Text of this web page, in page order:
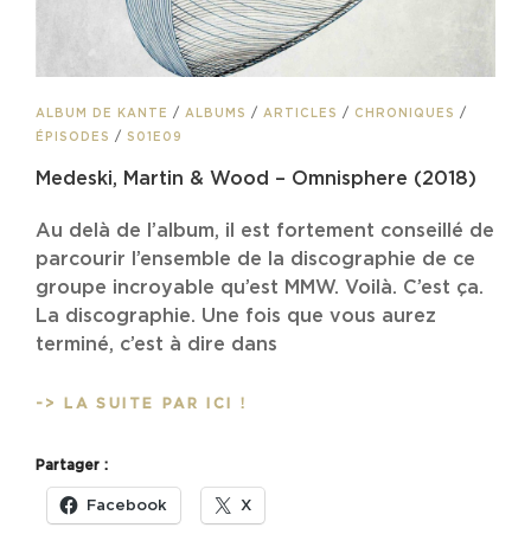
CAT
LINKS
ALBUM DE KANTE / ALBUMS / ARTICLES / CHRONIQUES /
ÉPISODES / S01E09
Medeski, Martin & Wood – Omnisphere (2018)
Au delà de l’album, il est fortement conseillé de
parcourir l’ensemble de la discographie de ce
groupe incroyable qu’est MMW. Voilà. C’est ça.
La discographie. Une fois que vous aurez
terminé, c’est à dire dans
-> LA SUITE PAR ICI !
–
OMNISPHERE
Partager :
Facebook X